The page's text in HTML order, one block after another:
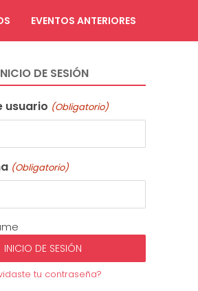
EVENTOS ANTERIORES
DE SESIÓN
usuario (Obligatorio)
(Obligatorio)
tu contraseña?